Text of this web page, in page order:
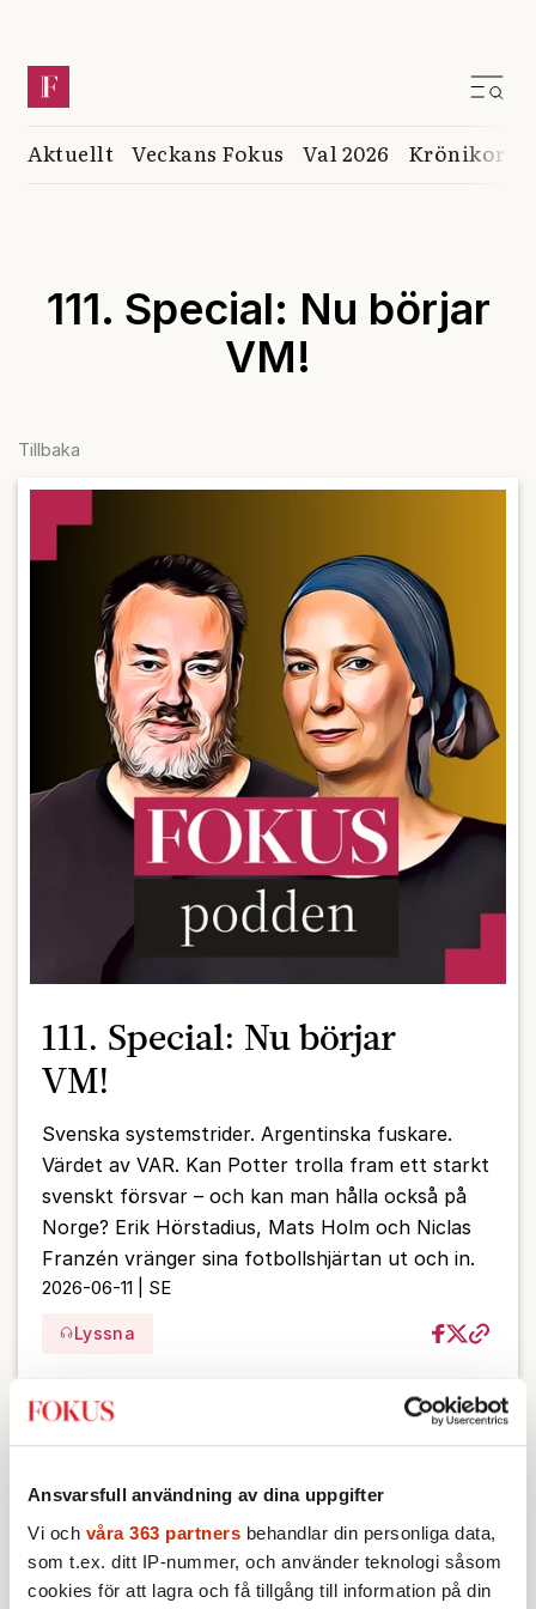
Ansvarsfull användning av dina uppgifter
Vi och våra 363 partners behandlar din personliga data,
som t.ex. ditt IP-nummer, och använder teknologi såsom
cookies för att lagra och få tillgång till information på din
Aktuellt Veckans Fokus Val 2026 Krönikor
111. Special: Nu börjar
VM!
Tillbaka
111. Special: Nu börjar
VM!
Svenska systemstrider. Argentinska fuskare.
Värdet av VAR. Kan Potter trolla fram ett starkt
svenskt försvar – och kan man hålla också på
Norge? Erik Hörstadius, Mats Holm och Niclas
Franzén vränger sina fotbollshjärtan ut och in.
2026-06-11 | SE
Lyssna